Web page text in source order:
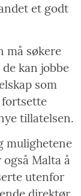
et godt
må søkere
kan jobbe
som
fortsette
tillatelsen.
mulighetene
Malta å
utenfor